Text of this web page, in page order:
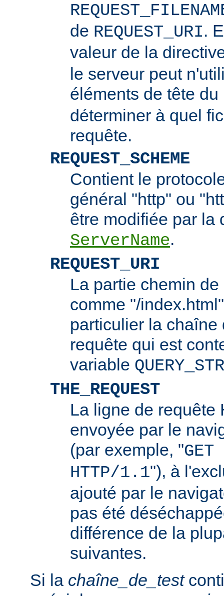
de REQUEST_URI.
valeur de la
le serveur peut
éléments de tête du
déterminer à quel
requête.
REQUEST_SCHEME
Contient le
général "http" ou
être modifiée par la
ServerName.
REQUEST_URI
La partie chemin
comme "/
particulier la chaîne
requête qui est
variable
THE_REQUEST
La ligne de requête
envoyée par le
(par exemple, "
HTTP/1.1"), à
ajouté par le
pas été
différence de la
suivantes.
Si la chaîne_de_test